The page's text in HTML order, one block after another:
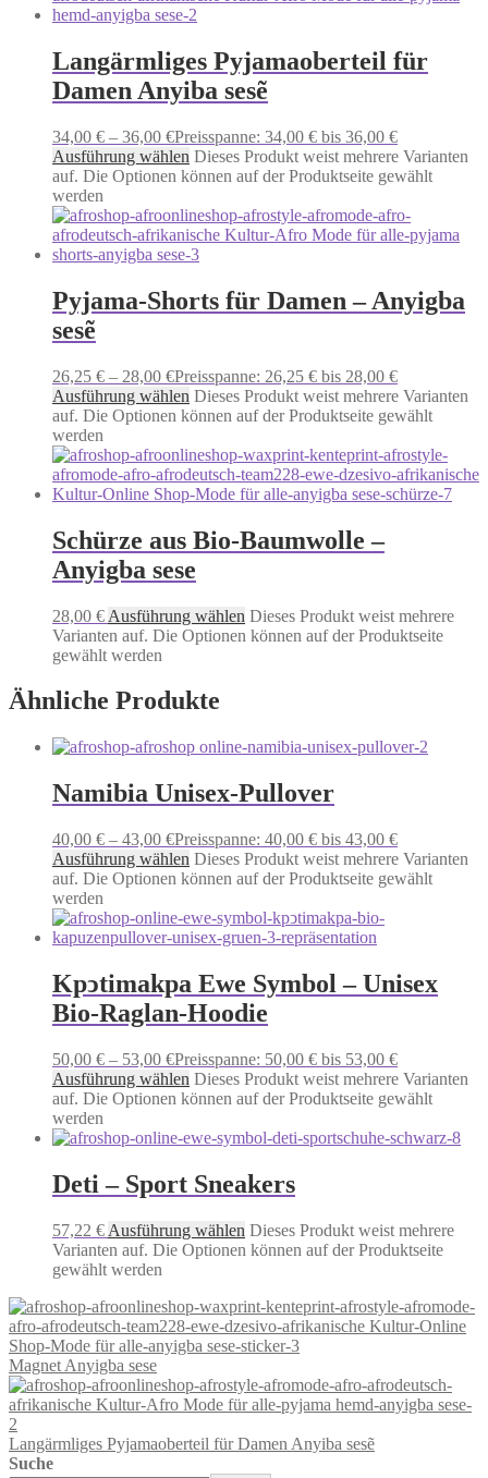
Langärmliges Pyjamaoberteil für
Damen Anyiba sesẽ
34,00 € – 36,00 €Preisspanne: 34,00 € bis 36,00 €
Ausführung wählen Dieses Produkt weist mehrere Varianten
auf. Die Optionen können auf der Produktseite gewählt
werden
Pyjama-Shorts für Damen – Anyigba
sesẽ
26,25 € – 28,00 €Preisspanne: 26,25 € bis 28,00 €
Ausführung wählen Dieses Produkt weist mehrere Varianten
auf. Die Optionen können auf der Produktseite gewählt
werden
Schürze aus Bio-Baumwolle –
Anyigba sese
28,00 € Ausführung wählen Dieses Produkt weist mehrere
Varianten auf. Die Optionen können auf der Produktseite
gewählt werden
Ähnliche Produkte
Namibia Unisex-Pullover
40,00 € – 43,00 €Preisspanne: 40,00 € bis 43,00 €
Ausführung wählen Dieses Produkt weist mehrere Varianten
auf. Die Optionen können auf der Produktseite gewählt
werden
Kpͻtimakpa Ewe Symbol – Unisex
Bio-Raglan-Hoodie
50,00 € – 53,00 €Preisspanne: 50,00 € bis 53,00 €
Ausführung wählen Dieses Produkt weist mehrere Varianten
auf. Die Optionen können auf der Produktseite gewählt
werden
Deti – Sport Sneakers
57,22 € Ausführung wählen Dieses Produkt weist mehrere
Varianten auf. Die Optionen können auf der Produktseite
gewählt werden
Magnet Anyigba sese
Langärmliges Pyjamaoberteil für Damen Anyiba sesẽ
Suche